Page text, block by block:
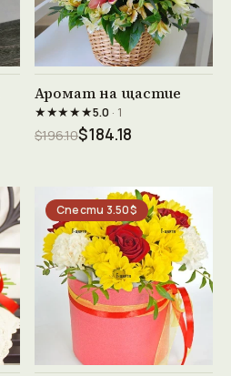
Виж продукта →
Аромат на щастие
★★★★★5.0· 1
$196.10$184.18
Спести 3.50$